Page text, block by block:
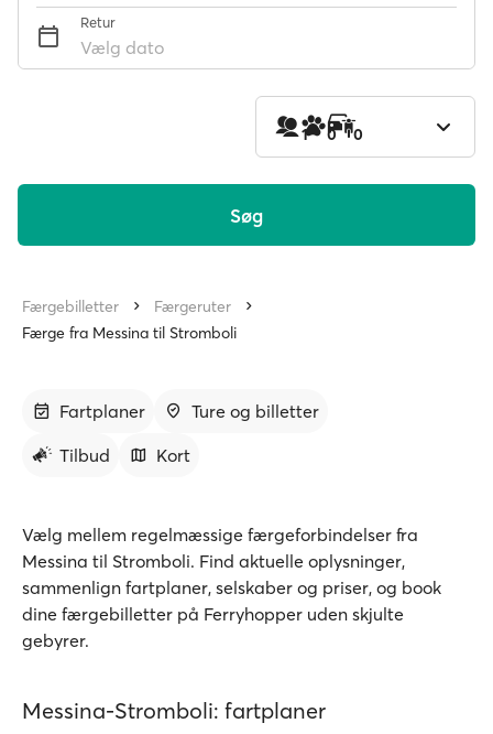
Retur
Vælg dato
1 0 0
Søg
Færgebilletter
Færgeruter
Færge fra Messina til Stromboli
Fartplaner
Ture og billetter
Tilbud
Kort
Vælg mellem regelmæssige færgeforbindelser fra
Messina til Stromboli. Find aktuelle oplysninger,
sammenlign fartplaner, selskaber og priser, og book
dine færgebilletter på Ferryhopper uden skjulte
gebyrer.
Messina-Stromboli: fartplaner